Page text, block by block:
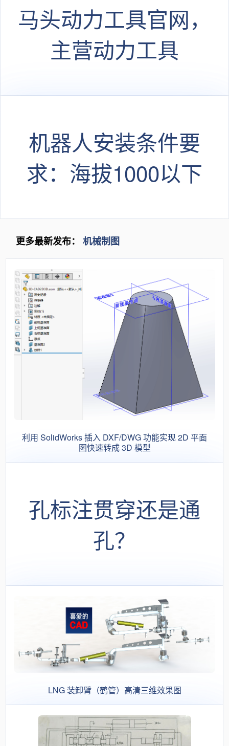
马头动力工具官网，
主营动力工具
机器人安装条件要
求：海拔1000以下
更多最新发布： 机械制图
利用 SolidWorks 插入 DXF/DWG 功能实现 2D 平面
图快速转成 3D 模型
孔标注贯穿还是通
孔？
LNG 装卸臂（鹤管）高清三维效果图